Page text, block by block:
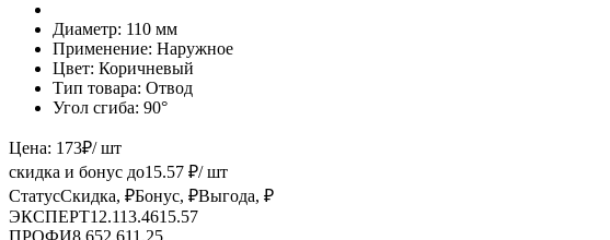
Диаметр: 110 мм
Применение: Наружное
Цвет: Коричневый
Тип товара: Отвод
Угол сгиба: 90°
Цена: 173₽/ шт
скидка и бонус до15.57 ₽/ шт
СтатусСкидка, ₽Бонус, ₽Выгода, ₽
ЭКСПЕРТ12.113.4615.57
ПРОФИ8.652.611.25